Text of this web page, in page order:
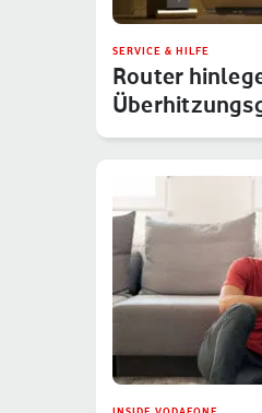
SERVICE & HILFE
Router
Du das um…